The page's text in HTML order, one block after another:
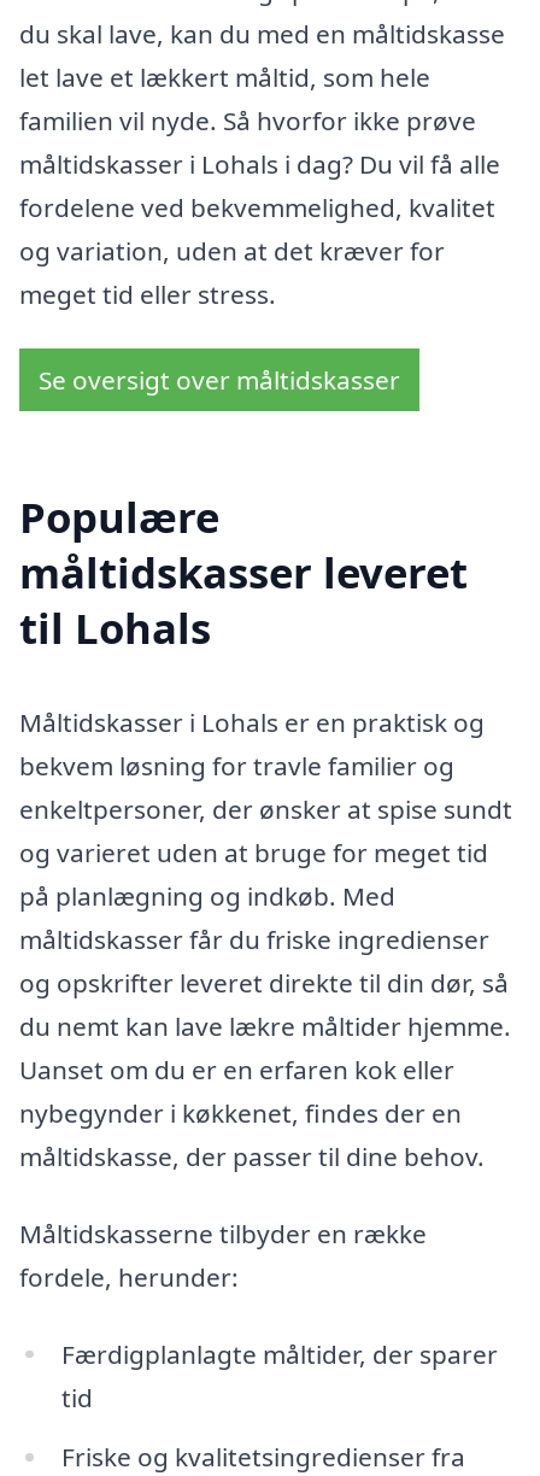
du skal lave, kan du med en måltidskasse
let lave et lækkert måltid, som hele
familien vil nyde. Så hvorfor ikke prøve
måltidskasser i Lohals i dag? Du vil få alle
fordelene ved bekvemmelighed, kvalitet
og variation, uden at det kræver for
meget tid eller stress.
Se oversigt over måltidskasser
Populære
måltidskasser leveret
til Lohals
Måltidskasser i Lohals er en praktisk og
bekvem løsning for travle familier og
enkeltpersoner, der ønsker at spise sundt
og varieret uden at bruge for meget tid
på planlægning og indkøb. Med
måltidskasser får du friske ingredienser
og opskrifter leveret direkte til din dør, så
du nemt kan lave lækre måltider hjemme.
Uanset om du er en erfaren kok eller
nybegynder i køkkenet, findes der en
måltidskasse, der passer til dine behov.
Måltidskasserne tilbyder en række
fordele, herunder:
Færdigplanlagte måltider, der sparer
tid
Friske og kvalitetsingredienser fra